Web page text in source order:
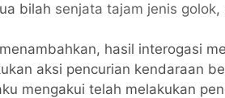
bilah senjata tajam jenis golok,
hasil interogasi
aksi pencurian kendaraan
mengakui telah melakukan